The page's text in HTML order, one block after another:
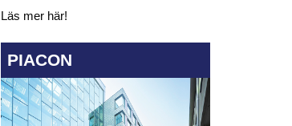
Läs mer här!
PIACON